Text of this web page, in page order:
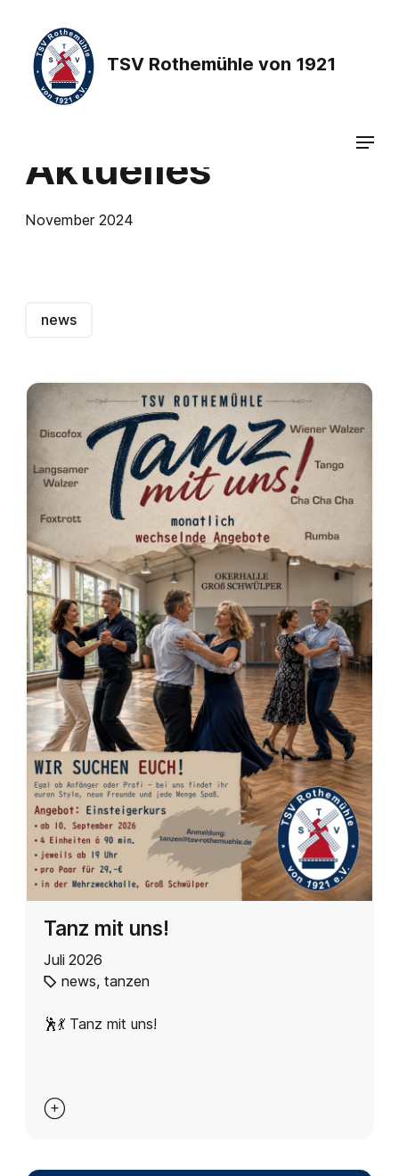
TSV Rothemühle von 1921
Aktuelles
November 2024
news
Tanz mit uns!
Juli 2026
news,tanzen
🕺💃 Tanz mit uns!
